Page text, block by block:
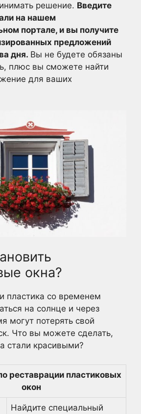
решение. Введите
на нашем
портале, и вы получите
предложений
дня. Вы не будете обязаны
плюс вы сможете найти
для ваших
окна?
пластика со временем
на солнце и через
могут потерять свой
Что вы можете сделать,
стали красивыми?
реставрации пластиковых
окон
Найдите специальный